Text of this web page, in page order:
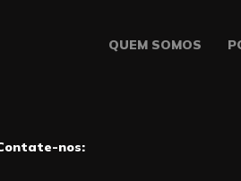
QUEM SOMOS
nos: